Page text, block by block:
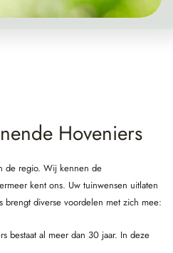
Hoveniers
de regio. Wij kennen de
kent ons. Uw tuinwensen uitlaten
brengt diverse voordelen met zich mee:
bestaat al meer dan 30 jaar. In deze